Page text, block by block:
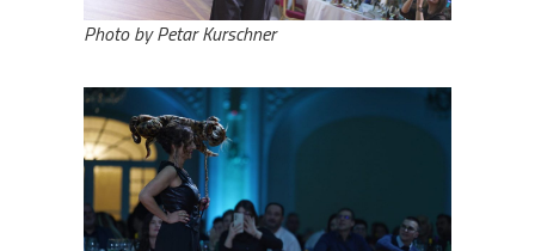
Photo by Petar Kurschner